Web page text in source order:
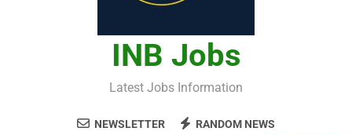
INB Jobs
Latest Jobs Information
NEWSLETTER RANDOM NEWS